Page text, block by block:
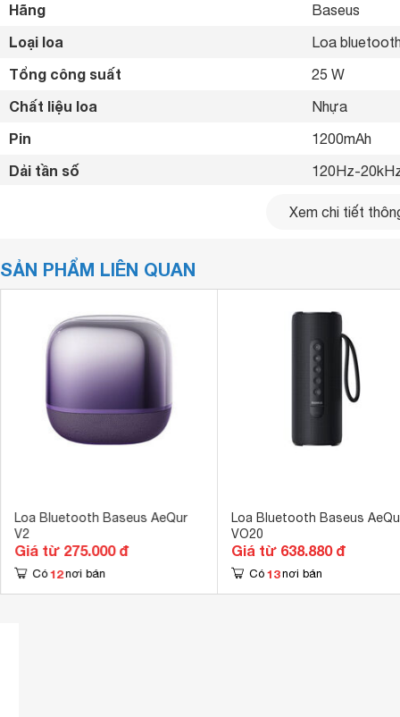
Hãng Baseus
Loại loa Loa
Tổng công suất 25 W
Chất liệu loa Nhựa
Pin 1200mAh
Dải tần số 120Hz-
Chế độ âm
Kết nối không dây
Điều khiển bằng điện thoại App Baseus
Khoảng cách kết nối tối đa 10 m
Khối lượng loa chính 1.055 kg
Xem chi tiết
SẢN PHẨM LIÊN QUAN
Loa Bluetooth Baseus AeQur
V2
Giá từ 275.000 đ
Có 12 nơi bán
Loa Bluetooth Baseus
VO20
Giá từ 638.880 đ
Có 13 nơi bán